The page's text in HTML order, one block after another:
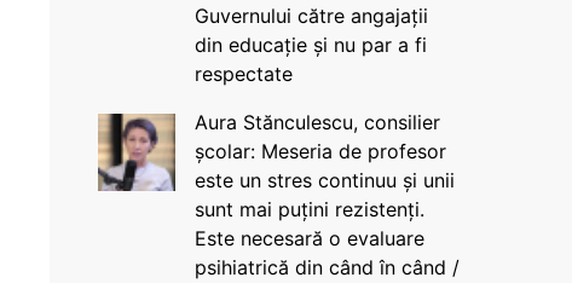
Guvernului către angajații
din educație și nu par a fi
respectate
Aura Stănculescu, consilier
școlar: Meseria de profesor
este un stres continuu și unii
sunt mai puțini rezistenți.
Este necesară o evaluare
psihiatrică din când în când /